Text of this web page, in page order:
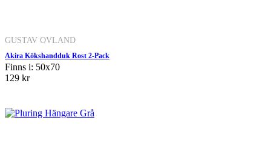
GUSTAV OVLAND
Akira Kökshandduk Rost 2-Pack
Finns i: 50x70
129 kr